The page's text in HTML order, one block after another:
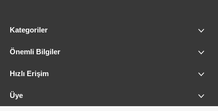
Kategoriler
Önemli Bilgiler
Hızlı Erişim
Üye